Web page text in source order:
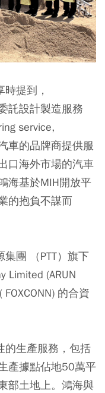
時提到，
託設計製造服務
service,
車的品牌商提供服
口海外市場的汽車
海基於MIH開放平
的抱負不謀而
集團 （PTT）旗下
Limited (ARUN
的合資
的生產服務，包括
產據點佔地50萬平
部土地上。鴻海與